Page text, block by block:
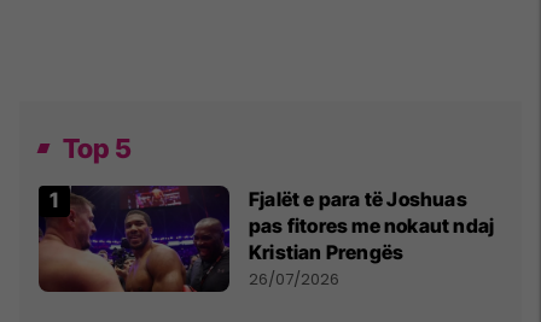
Top 5
Fjalët e para të Joshuas
pas fitores me nokaut ndaj
Kristian Prengës
26/07/2026